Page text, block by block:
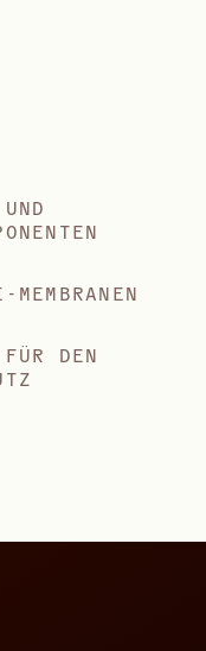
MEMBRANEN
DEN